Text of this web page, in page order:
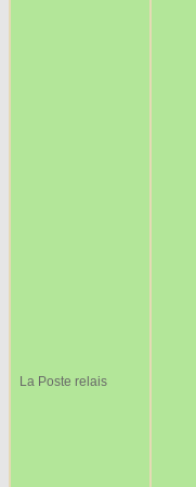
La Poste relais